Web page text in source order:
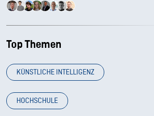
Top Themen
KÜNSTLICHE INTELLIGENZ
HOCHSCHULE